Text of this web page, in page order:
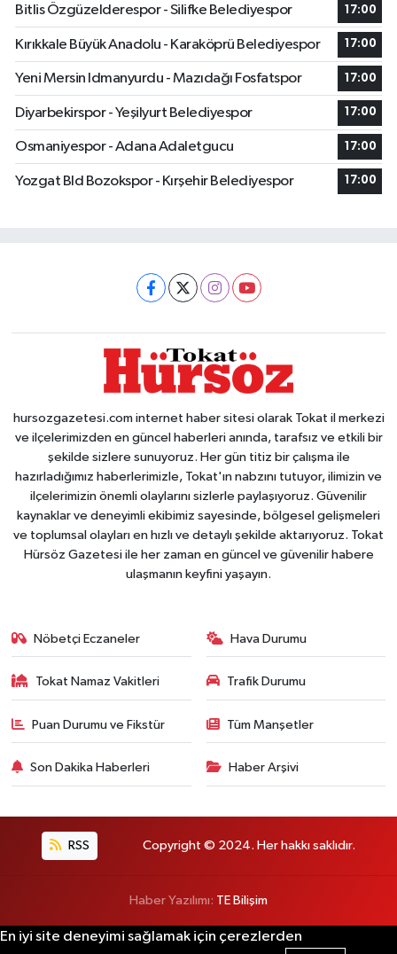
Bitlis Özgüzelderespor - Silifke Belediyespor 17:00
Kırıkkale Büyük Anadolu - Karaköprü Belediyespor 17:00
Yeni Mersin Idmanyurdu - Mazıdağı Fosfatspor 17:00
Diyarbekirspor - Yeşilyurt Belediyespor 17:00
Osmaniyespor - Adana Adaletgucu 17:00
Yozgat Bld Bozokspor - Kırşehir Belediyespor 17:00
hursozgazetesi.com internet haber sitesi olarak Tokat il merkezi
ve ilçelerimizden en güncel haberleri anında, tarafsız ve etkili bir
şekilde sizlere sunuyoruz. Her gün titiz bir çalışma ile
hazırladığımız haberlerimizle, Tokat'ın nabzını tutuyor, ilimizin ve
ilçelerimizin önemli olaylarını sizlerle paylaşıyoruz. Güvenilir
kaynaklar ve deneyimli ekibimiz sayesinde, bölgesel gelişmeleri
ve toplumsal olayları en hızlı ve detaylı şekilde aktarıyoruz. Tokat
Hürsöz Gazetesi ile her zaman en güncel ve güvenilir habere
ulaşmanın keyfini yaşayın.
Nöbetçi Eczaneler Hava Durumu
Tokat Namaz Vakitleri Trafik Durumu
Puan Durumu ve Fikstür Tüm Manşetler
Son Dakika Haberleri Haber Arşivi
RSS Copyright © 2024. Her hakkı saklıdır.
Haber Yazılımı: TE Bilişim
En iyi site deneyimi sağlamak için çerezlerden